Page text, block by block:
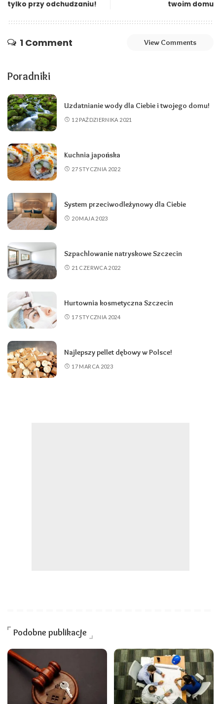
tylko przy odchudzaniu! twoim domu
1 Comment View Comments
Poradniki
Uzdatnianie wody dla Ciebie i twojego domu!
12 PAŹDZIERNIKA 2021
Kuchnia japońska
27 STYCZNIA 2022
System przeciwodleżynowy dla Ciebie
20 MAJA 2023
Szpachlowanie natryskowe Szczecin
21 CZERWCA 2022
Hurtownia kosmetyczna Szczecin
17 STYCZNIA 2024
Najlepszy pellet dębowy w Polsce!
17 MARCA 2023
Podobne publikacje